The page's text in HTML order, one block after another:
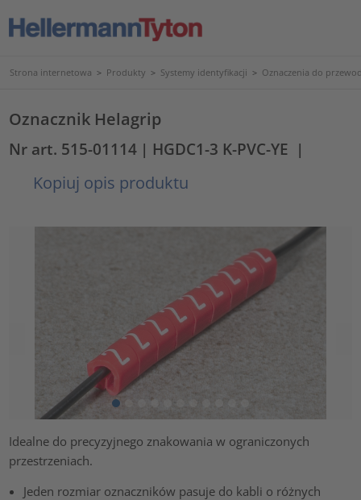
Strona internetowa > Produkty > Systemy identyfikacji > Oznaczenia do
Oznacznik Helagrip
Nr art. 515-01114 | HGDC1-3 K-PVC-YE |
Kopiuj opis produktu
Idealne do precyzyjnego znakowania w ograniczonych
przestrzeniach.
Jeden rozmiar oznaczników pasuje do kabli o różnych